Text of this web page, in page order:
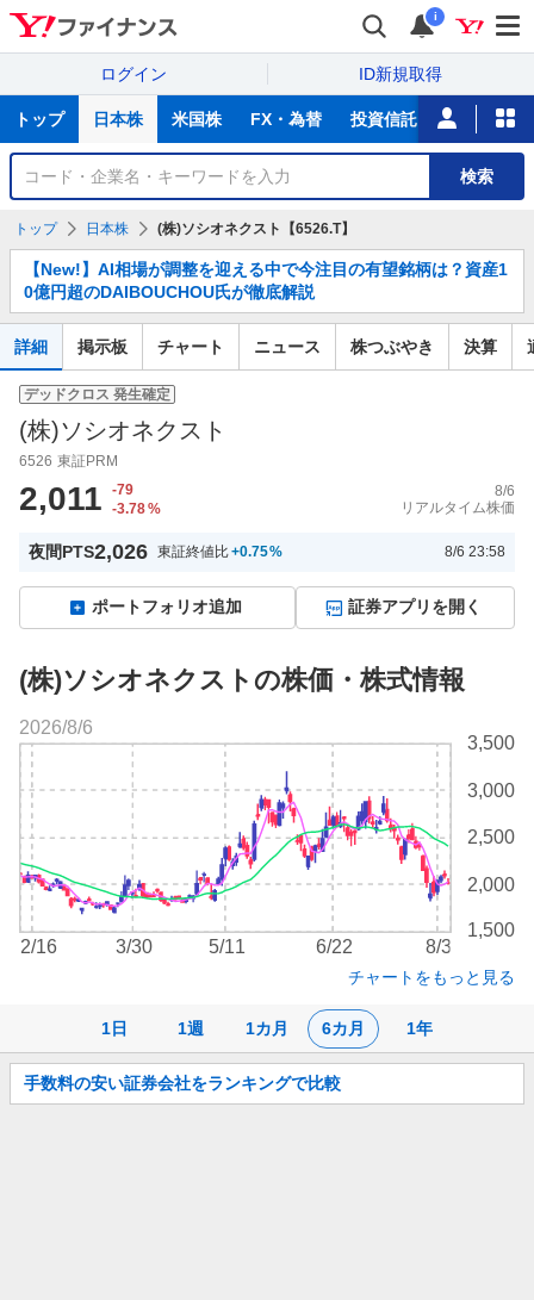
i
ログイン ID新規取得
サ
トップ 日本株 米国株 FX・為替 投資信託 ニュース
銘
検
検索
トップ 日本株 (株)ソシオネクスト【6526.T】
知
ら
せ
【New!】AI相場が調整を迎える中で今注目の有望銘柄は？資産1
0億円超のDAIBOUCHOU氏が徹底解説
詳細 掲示板 チャート ニュース 株つぶやき 決算
デッドクロス 発生確定
(株)ソシオネクスト
6526 東証PRM
2,011
-79
-3.78%
8/6
リアルタイム株価
夜間PTS2,026 東証終値比+0.75% 8/6 23:58
ポートフォリオ追加 証券アプリを開く
(株)ソシオネクストの株価・株式情報
1日 1週 1カ月 6カ月 1年
1,500
2,000
2,500
3,000
3,500
2/16 3/30 5/11 6/22 8/3
2026/8/6
チャートをもっと見る
お
知
手数料の安い証券会社をランキングで比較